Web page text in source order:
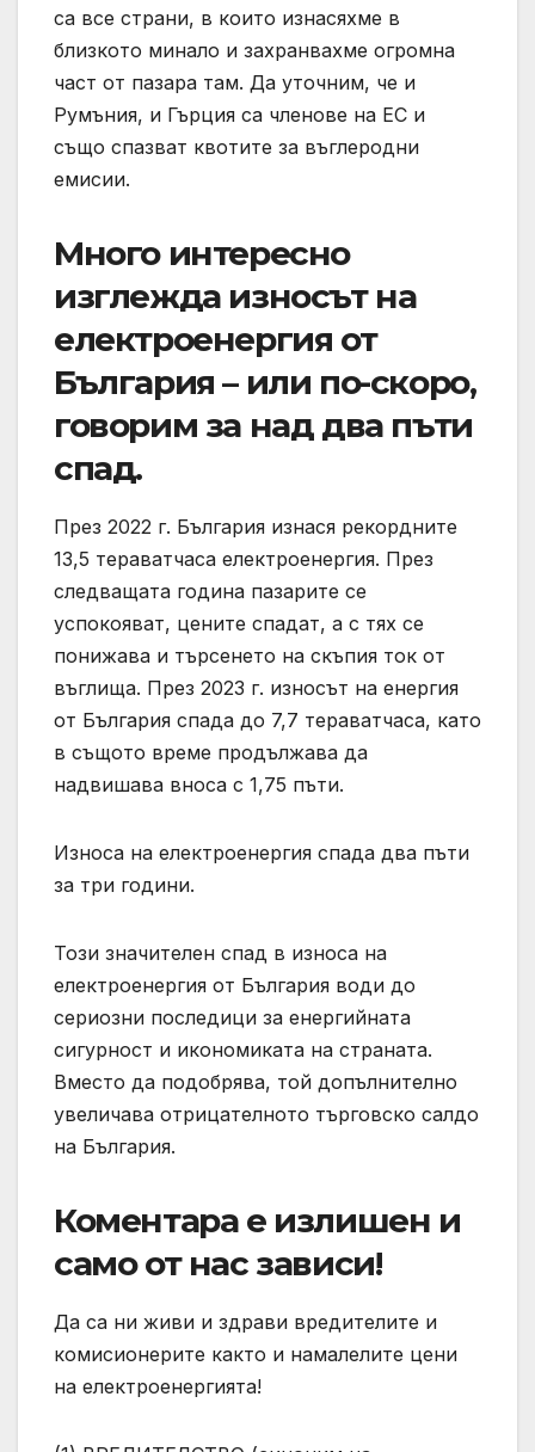
са все страни, в които изнасяхме в
близкото минало и захранвахме огромна
част от пазара там. Да уточним, че и
Румъния, и Гърция са членове на ЕС и
също спазват квотите за въглеродни
емисии.
Много интересно
изглежда износът на
електроенергия от
България – или по-скоро,
говорим за над два пъти
спад.
През 2022 г. България изнася рекордните
13,5 тераватчаса електроенергия. През
следващата година пазарите се
успокояват, цените спадат, а с тях се
понижава и търсенето на скъпия ток от
въглища. През 2023 г. износът на енергия
от България спада до 7,7 тераватчаса, като
в същото време продължава да
надвишава вноса с 1,75 пъти.
Износа на електроенергия спада два пъти
за три години.
Този значителен спад в износа на
електроенергия от България води до
сериозни последици за енергийната
сигурност и икономиката на страната.
Вместо да подобрява, той допълнително
увеличава отрицателното търговско салдо
на България.
Коментара е излишен и
само от нас зависи!
Да са ни живи и здрави вредителите и
комисионерите както и намалелите цени
на електроенергията!